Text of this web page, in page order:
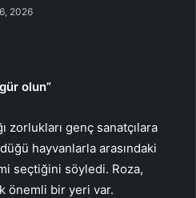
2026
olun”
zorlukları genç sanatçılara
hayvanlarla arasındaki
seçtiğini söyledi. Roza,
önemli bir yeri var.